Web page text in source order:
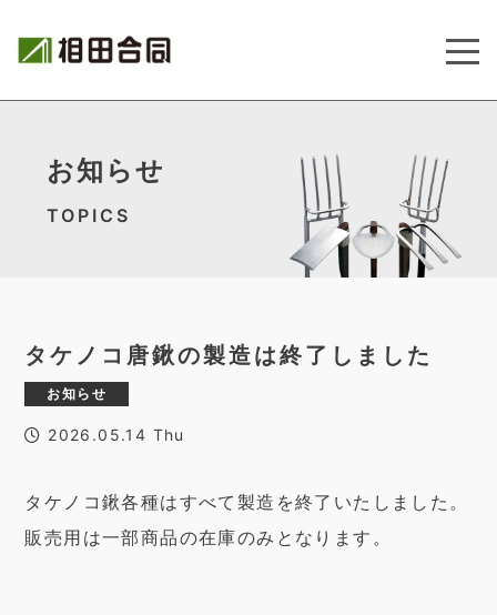
お知らせ
TOPICS
タケノコ唐鍬の製造は終了しました
お知らせ
2026.05.14 Thu
タケノコ鍬各種はすべて製造を終了いたしました。
販売用は一部商品の在庫のみとなります。